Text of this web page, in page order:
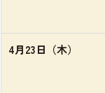
4月23日（木）